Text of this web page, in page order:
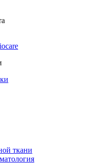
ткани